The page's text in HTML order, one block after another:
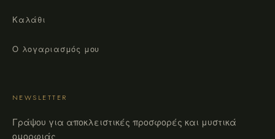
Καλάθι
Ο λογαριασμός μου
NEWSLETTER
Γράψου για αποκλειστικές προσφορές και μυστικά
ομορφιάς.